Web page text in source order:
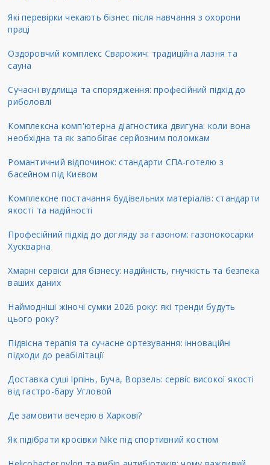
Які перевірки чекають бізнес після навчання з охорони
праці
Оздоровчий комплекс Сварожич: традиційна лазня та
сауна
Сучасні вудлища та спорядження: професійний підхід до
риболовлі
Комплексна комп'ютерна діагностика двигуна: коли вона
необхідна та як запобігає серйозним поломкам
Романтичний відпочинок: стандарти СПА-готелю з
басейном під Києвом
Комплексне постачання будівельних матеріалів: стандарти
якості та надійності
Професійний підхід до догляду за газоном: газонокосарки
Хускварна
Хмарні сервіси для бізнесу: надійність, гнучкість та безпека
ваших даних
Наймодніші жіночі сумки 2026 року: які тренди будуть
цього року?
Підвісна терапія та сучасне ортезування: інноваційні
підходи до реабілітації
Доставка суші Ірпінь, Буча, Ворзель: сервіс високої якості
від гастро-бару Угловой
Де замовити вечерю в Харкові?
Як підібрати кросівки Nike під спортивний костюм